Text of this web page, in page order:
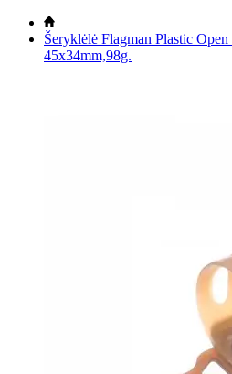
Šeryklėlė Flagman Plastic
45x34mm,98g.